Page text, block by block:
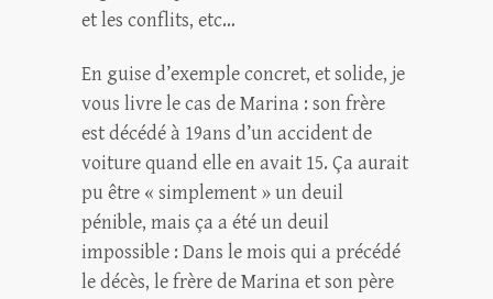
et les conflits, etc…
En guise d’exemple concret, et solide, je
vous livre le cas de Marina : son frère
est décédé à 19ans d’un accident de
voiture quand elle en avait 15. Ça aurait
pu être « simplement » un deuil
pénible, mais ça a été un deuil
impossible : Dans le mois qui a précédé
le décès, le frère de Marina et son père